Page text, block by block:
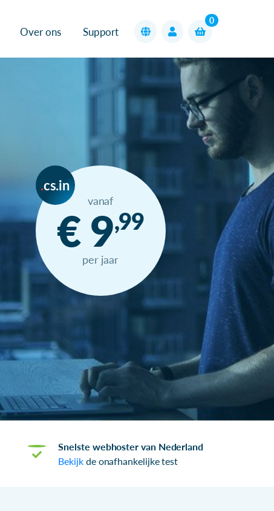
Over ons Support
0
cs.in
vanaf
€ 9,99
per jaar
Snelste webhoster van Nederland
Bekijkde onafhankelijke test